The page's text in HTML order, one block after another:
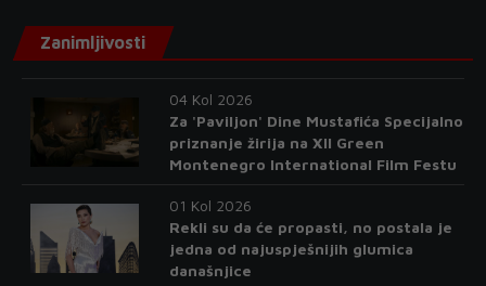
Zanimljivosti
04 Kol 2026
Za 'Paviljon' Dine Mustafića Specijalno
priznanje žirija na XII Green
Montenegro International Film Festu
01 Kol 2026
Rekli su da će propasti, no postala je
jedna od najuspješnijih glumica
današnjice